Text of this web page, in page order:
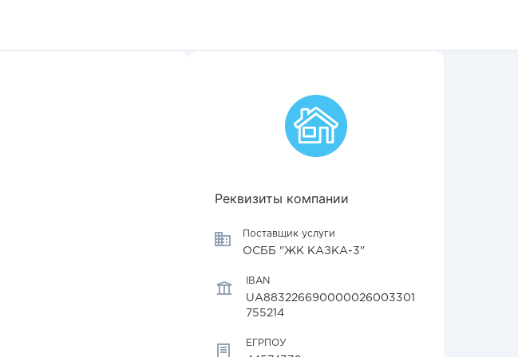
Реквизиты компании
Поставщик услуги
ОСББ "ЖК КАЗКА-3"
IBAN
UA883226690000026003301
755214
ЕГРПОУ